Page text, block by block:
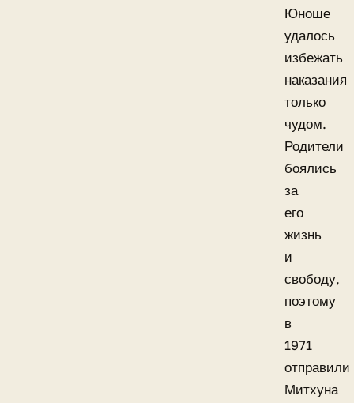
Юноше
удалось
избежать
наказания
только
чудом.
Родители
боялись
за
его
жизнь
и
свободу,
поэтому
в
1971
отправили
Митхуна